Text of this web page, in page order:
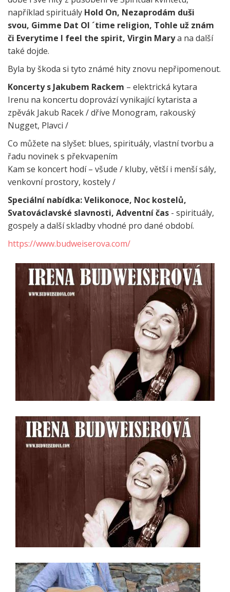
například spirituály Hold On, Nezaprodám duši
svou, Gimme Dat Ol ´time religion, Tohle už znám
či Everytime I feel the spirit, Virgin Marya na další
také dojde.
Byla by škoda si tyto známé hity znovu nepřipomenout.
Koncerty s Jakubem Rackem – elektrická kytara
Irenu na koncertu doprovází vynikající kytarista a
zpěvák Jakub Racek / dříve Monogram, rakouský
Nugget, Plavci /
Co můžete na slyšet: blues, spirituály, vlastní tvorbu a
řadu novinek s překvapením
Kam se koncert hodí – všude / kluby, větší i menší sály,
venkovní prostory, kostely /
Speciální nabídka: Velikonoce, Noc kostelů,
Svatováclavské slavnosti, Adventní čas - spirituály,
gospely a další skladby vhodné pro dané období.
https://www.budweiserova.com/